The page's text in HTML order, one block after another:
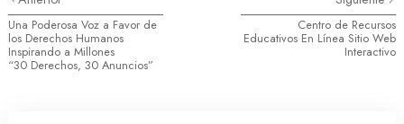
Una Poderosa Voz a Favor de
los Derechos Humanos
Inspirando a Millones
“30 Derechos, 30 Anuncios”
Centro de Recursos
Educativos En Línea Sitio Web
Interactivo